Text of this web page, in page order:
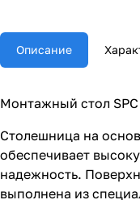
Описание
Монтажный стол SPC
Столешница на
обеспечивает
надежность.
выполнена из